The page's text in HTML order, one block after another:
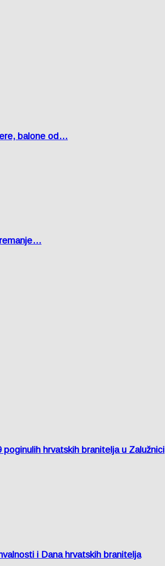
balone od…
hrvatskih branitelja u Zalužnici
i Dana hrvatskih branitelja